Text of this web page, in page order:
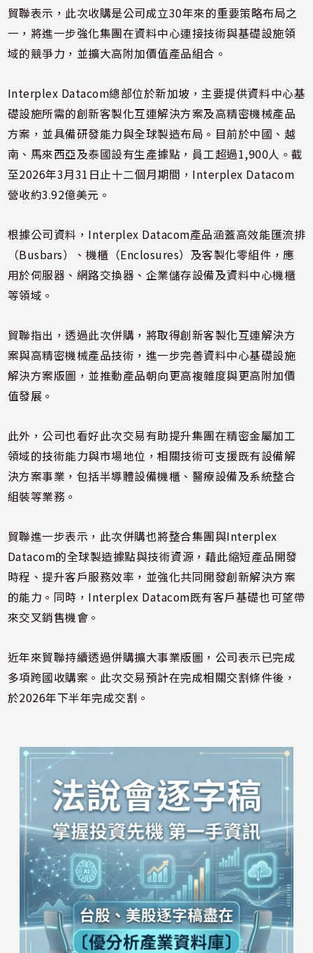
貿聯表示，此次收購是公司成立30年來的重要策略布局之
一，將進一步強化集團在資料中心連接技術與基礎設施領
域的競爭力，並擴大高附加價值產品組合。
Interplex Datacom總部位於新加坡，主要提供資料中心基
礎設施所需的創新客製化互連解決方案及高精密機械產品
方案，並具備研發能力與全球製造布局。目前於中國、越
南、馬來西亞及泰國設有生產據點，員工超過1,900人。截
至2026年3月31日止十二個月期間，Interplex Datacom
營收約3.92億美元。
根據公司資料，Interplex Datacom產品涵蓋高效能匯流排
（Busbars）、機櫃（Enclosures）及客製化零組件，應
用於伺服器、網路交換器、企業儲存設備及資料中心機櫃
等領域。
貿聯指出，透過此次併購，將取得創新客製化互連解決方
案與高精密機械產品技術，進一步完善資料中心基礎設施
解決方案版圖，並推動產品朝向更高複雜度與更高附加價
值發展。
此外，公司也看好此次交易有助提升集團在精密金屬加工
領域的技術能力與市場地位，相關技術可支援既有設備解
決方案事業，包括半導體設備機櫃、醫療設備及系統整合
組裝等業務。
貿聯進一步表示，此次併購也將整合集團與Interplex
Datacom的全球製造據點與技術資源，藉此縮短產品開發
時程、提升客戶服務效率，並強化共同開發創新解決方案
的能力。同時，Interplex Datacom既有客戶基礎也可望帶
來交叉銷售機會。
近年來貿聯持續透過併購擴大事業版圖，公司表示已完成
多項跨國收購案。此次交易預計在完成相關交割條件後，
於2026年下半年完成交割。